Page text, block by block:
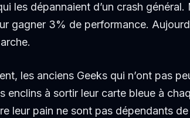
les dépannaient d’un crash général.
gagner 3% de performance.
les anciens Geeks qui n’ont pas
enclins à sortir leur carte bleue à
leur pain ne sont pas dépendants de